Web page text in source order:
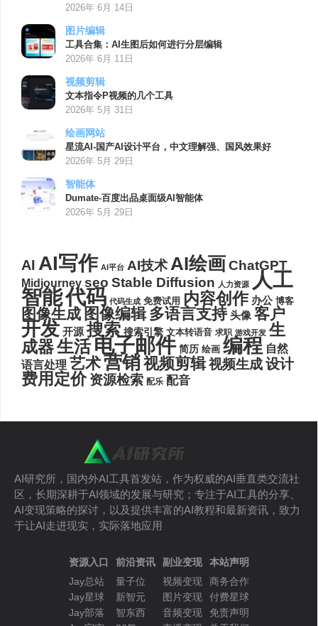
2026年 6月 14日
图片编辑
工具合集：AI生图后如何进行分层编辑
2026年 6月 11日
视频剪辑
文本指令P视频的几个工具
2026年 5月 31日
绘画网站
星流AI-国产AI设计平台，中文理解强、国风效果好
2026年 5月 29日
智能体
Dumate-百度出品桌面级AI智能体
2026年 5月 29日
AI AI写作 AI平台 AI技术AI绘画ChatGPT
Midjourney seo Stable Diffusion 人力资源 人工
智能代码 代码生成 免费试用 内容创作 办公 博客
图像生成 图像编辑 多语言支持 头像 客户
开发 开源 搜索 搜索引擎 文本转语音 求职 游戏开发 生
成器生活电子邮件 简历 绘画 编程 自然
语言处理 艺术营销视频剪辑视频生成设计
费用定价 资源检索 配乐 配音
AI研究所，国内外AI工具首发站，作为权威的AI垂直类交流社
区，长期深耕于AI领域的发展与研究；专注于AI工具的分享、
AI变现策略的探讨，以及提供丰富的AI教程和最新资讯，致力
于让AI走进现实，实际落地应用
资源入口
Jay总站
Jay星球
Jay部落
前沿资讯
量子位
新智元
智东西
副业变现
视频变现
图片变现
音频变现
本站声明
商务合作
付费星球
免责声明